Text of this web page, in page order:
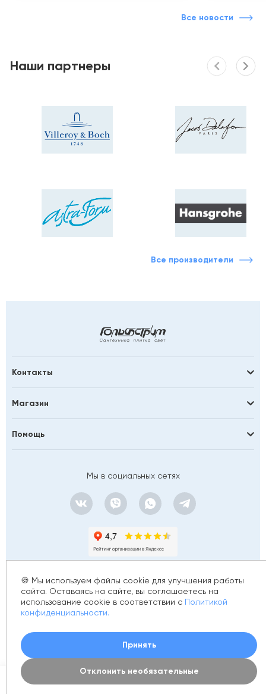
Все новости
Наши партнеры
Все производители
Контакты
Магазин
Помощь
Мы в социальных сетях
© 2012 - 2026 golfstim.ru
ОГРН 304370234902057
🍪 Мы используем файлы cookie для улучшения работы
сайта. Оставаясь на сайте, вы соглашаетесь на
использование cookie в соответствии с Политикой
конфиденциальности.
Принять
Отклонить необязательные